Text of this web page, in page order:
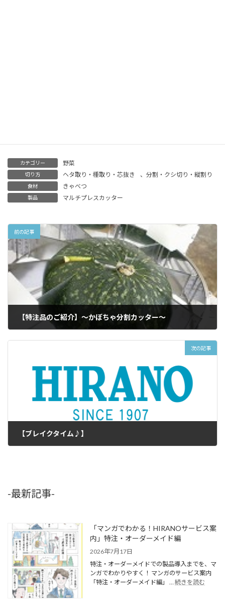
カテゴリー 野菜
切り方 ヘタ取り・種取り・芯抜き 、 分割・クシ切り・縦割り
食材 きゃべつ
製品 マルチプレスカッター
前の記事
【特注品のご紹介】～かぼちゃ分割カッター～
次の記事
【ブレイクタイム♪】
-最新記事-
「マンガでわかる！HIRANOサービス案
内」特注・オーダーメイド編
2026年7月17日
特注・オーダーメイドでの製品導入までを、マ
ンガでわかりやすく！ マンガのサービス案内
「特注・オーダーメイド編」 …続きを読む